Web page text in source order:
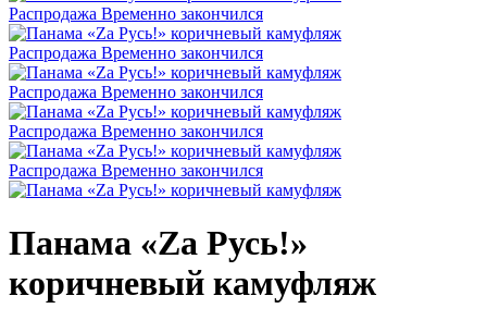
Распродажа Временно закончился
Распродажа Временно закончился
Распродажа Временно закончился
Распродажа Временно закончился
Распродажа Временно закончился
Панама «Zа Русь!»
коричневый камуфляж